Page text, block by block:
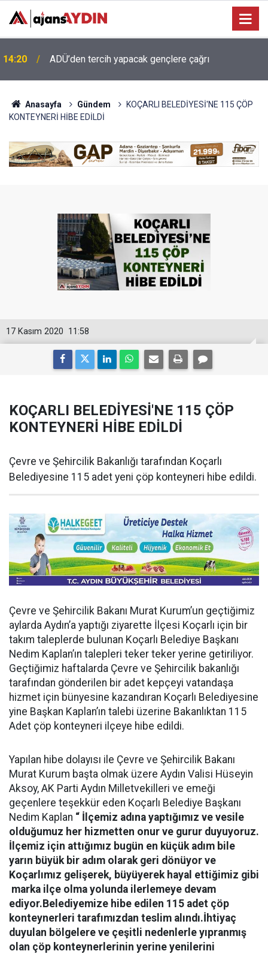
13:34 Koçarlı’ya 4,2 milyonluk içme suyu yatırımı
Anasayfa Gündem
KOÇARLI BELEDİYESİ'NE 115 ÇÖP
KONTEYNERİ HİBE EDİLDİ
11:58
17 Kasım 2020
KOÇARLI BELEDİYESİ'NE 115 ÇÖP
KONTEYNERİ HİBE EDİLDİ
Çevre ve Şehircilik Bakanlığı tarafından Koçarlı
Belediyesine 115 adet yeni çöp konteyneri hibe edildi.
Çevre ve Şehircilik Bakanı Murat Kurum’un geçtiğimiz
aylarda Aydın’a yaptığı ziyarette İlçesi Koçarlı için bir
takım taleplerde bulunan Koçarlı Belediye Başkanı
Nedim Kaplan’ın talepleri teker teker yerine getiriliyor.
Geçtiğimiz haftalarda Çevre ve Şehircilik bakanlığı
tarafından gönderilen bir adet kepçeyi vatandaşa
hizmet için bünyesine kazandıran Koçarlı Belediyesine
yine Başkan Kaplan’ın talebi üzerine Bakanlıktan 115
Adet çöp konteyneri ilçeye hibe edildi.
Yapılan hibe dolayısı ile Çevre ve Şehircilik Bakanı
Murat Kurum başta olmak üzere Aydın Valisi Hüseyin
Aksoy, AK Parti Aydın Milletvekilleri ve emeği
geçenlere teşekkür eden Koçarlı Belediye Başkanı
Nedim Kaplan “ İlçemiz adına yaptığımız ve vesile
olduğumuz her hizmetten onur ve gurur duyuyoruz.
İlçemiz için attığımız bugün en küçük adım bile
yarın büyük bir adım olarak geri dönüyor ve
Koçarlımız gelişerek, büyüyerek hayal ettiğimiz gibi
marka ilçe olma yolunda ilerlemeye devam
ediyor.Belediyemize hibe edilen 115 adet çöp
konteynerleri tarafımızdan teslim alındı.İhtiyaç
duyulan bölgelere ve çeşitli nedenlerle yıpranmış
olan çöp konteynerlerinin yerine yenilerini